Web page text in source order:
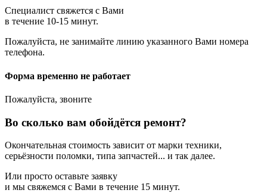
Специалист свяжется с Вами
в течение 10-15 минут.
Пожалуйста, не занимайте линию указанного Вами номера
телефона.
Форма временно не работает
Пожалуйста, звоните
Во сколько вам обойдётся ремонт?
Окончательная стоимость зависит от марки техники,
серьёзности поломки, типа запчастей... и так далее.
Или просто оставьте заявку
и мы свяжемся с Вами в течение 15 минут.